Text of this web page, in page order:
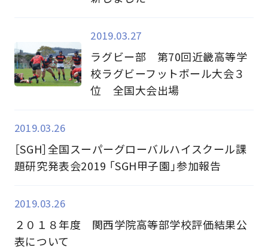
2019.03.27
ラグビー部 第70回近畿高等学
校ラグビーフットボール大会３
位 全国大会出場
2019.03.26
［SGH］全国スーパーグローバルハイスクール課
題研究発表会2019 「SGH甲子園」参加報告
2019.03.26
２０１８年度 関西学院高等部学校評価結果公
表について